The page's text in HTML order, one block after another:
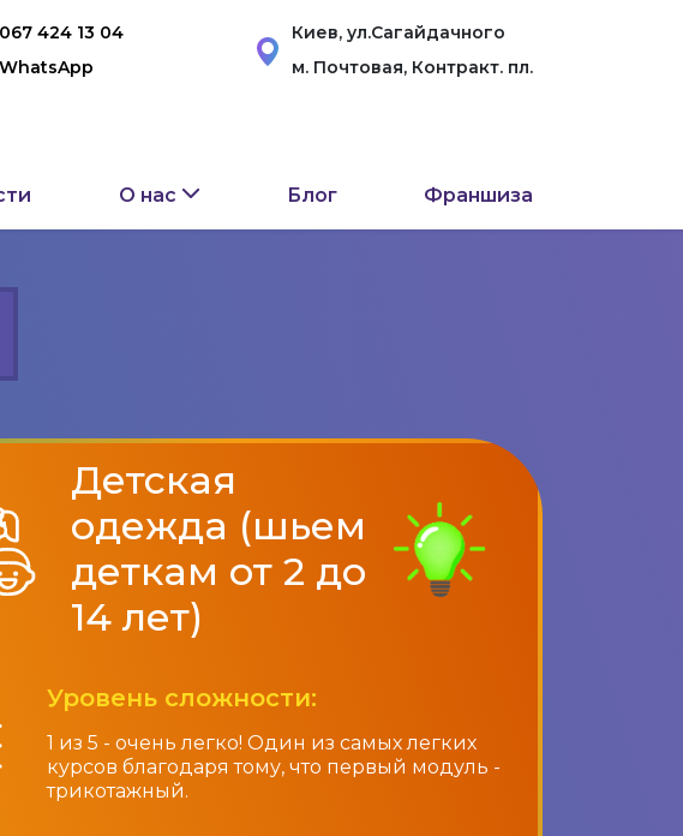
067 424 13 04
WhatsApp
Киев, ул.Сагайдачного
м. Почтовая, Контракт. пл.
О нас Блог Франшиза
Детская
одежда (шьем
деткам от 2 до
14 лет)
Уровень сложности:
1 из 5 - очень легко! Один из самых легких
курсов благодаря тому, что первый модуль -
трикотажный.